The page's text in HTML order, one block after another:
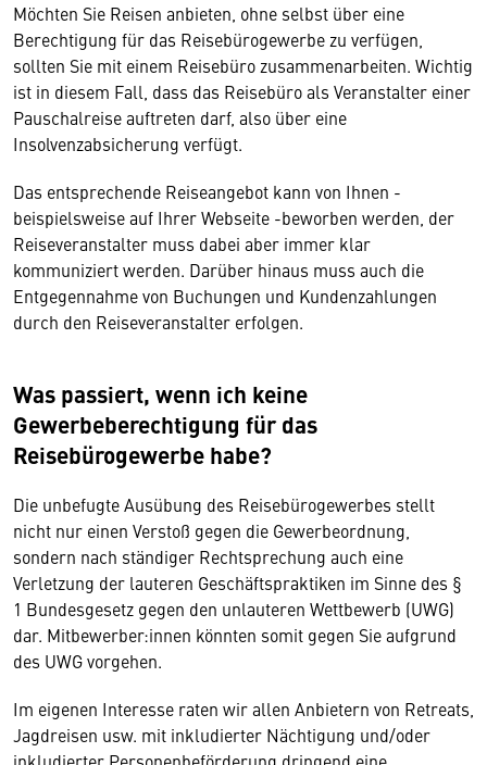
Möchten Sie Reisen anbieten, ohne selbst über eine
Berechtigung für das Reisebürogewerbe zu verfügen,
sollten Sie mit einem Reisebüro zusammenarbeiten. Wichtig
ist in diesem Fall, dass das Reisebüro als Veranstalter einer
Pauschalreise auftreten darf, also über eine
Insolvenzabsicherung verfügt.
Das entsprechende Reiseangebot kann von Ihnen -
beispielsweise auf Ihrer Webseite -beworben werden, der
Reiseveranstalter muss dabei aber immer klar
kommuniziert werden. Darüber hinaus muss auch die
Entgegennahme von Buchungen und Kundenzahlungen
durch den Reiseveranstalter erfolgen.
Was passiert, wenn ich keine
Gewerbeberechtigung für das
Reisebürogewerbe habe?
Die unbefugte Ausübung des Reisebürogewerbes stellt
nicht nur einen Verstoß gegen die Gewerbeordnung,
sondern nach ständiger Rechtsprechung auch eine
Verletzung der lauteren Geschäftspraktiken im Sinne des §
1 Bundesgesetz gegen den unlauteren Wettbewerb (UWG)
dar. Mitbewerber:innen könnten somit gegen Sie aufgrund
des UWG vorgehen.
Im eigenen Interesse raten wir allen Anbietern von Retreats,
Jagdreisen usw. mit inkludierter Nächtigung und/oder